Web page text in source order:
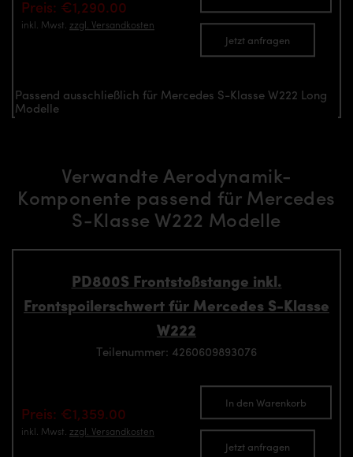
Preis: €1,290.00
inkl. Mwst. zzgl. Versandkosten
Jetzt anfragen
Passend ausschließlich für Mercedes S-Klasse W222 Long
Modelle
Verwandte Aerodynamik-
Komponente passend für Mercedes
S-Klasse W222 Modelle
PD800S Frontstoßstange inkl.
Frontspoilerschwert für Mercedes S-Klasse
W222
Teilenummer: 4260609893076
Preis: €1,359.00
inkl. Mwst. zzgl. Versandkosten
In den Warenkorb
Jetzt anfragen